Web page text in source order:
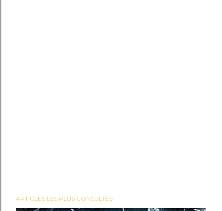
ARTICLES LES PLUS CONSULTÉS